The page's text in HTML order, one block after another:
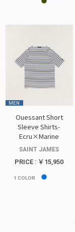
MEN
Ouessant Short
Sleeve Shirts-
Ecru×Marine
SAINT JAMES
PRICE : ￥15,950
1 COLOR